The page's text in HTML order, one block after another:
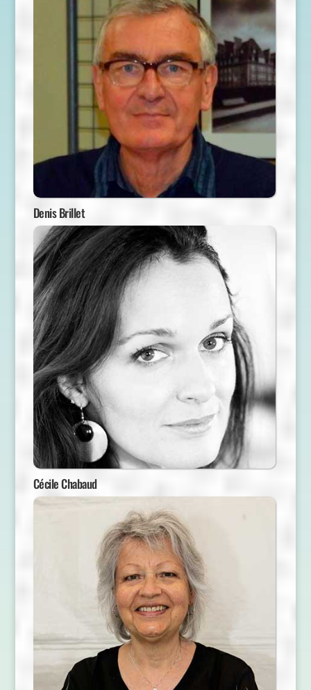
Denis Brillet
Cécile Chabaud